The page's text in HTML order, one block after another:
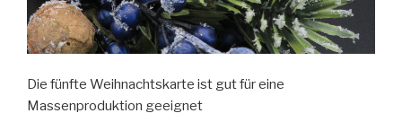
Die fünfte Weihnachtskarte ist gut für eine
Massenproduktion geeignet